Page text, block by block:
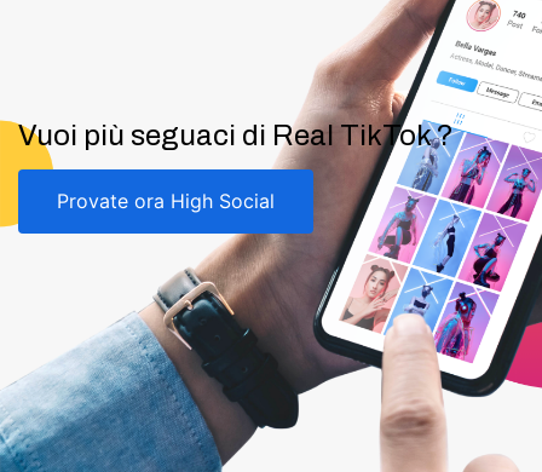
Vuoi più seguaci di Real TikTok ?
Provate ora High Social